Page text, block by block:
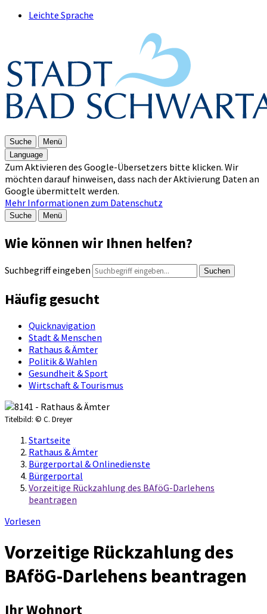
Leichte Sprache
Suche
Menü
Language
Zum Aktivieren des Google-Übersetzers bitte klicken. Wir
möchten darauf hinweisen, dass nach der Aktivierung Daten an
Google übermittelt werden.
Mehr Informationen zum Datenschutz
Suche Menü
Wie können wir Ihnen helfen?
Suchbegriff eingeben Suchen
Häufig gesucht
Quicknavigation
Stadt & Menschen
Rathaus & Ämter
Politik & Wahlen
Gesundheit & Sport
Wirtschaft & Tourismus
Titelbild: © C. Dreyer
Startseite
Rathaus & Ämter
Bürgerportal & Onlinedienste
Bürgerportal
Vorzeitige Rückzahlung des BAföG-Darlehens
beantragen
Vorlesen
Vorzeitige Rückzahlung des
BAföG-Darlehens beantragen
Ihr Wohnort